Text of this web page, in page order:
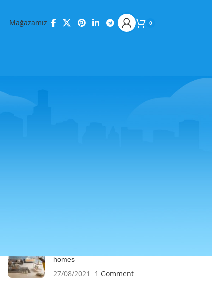
Mağazamız 0
homes
27/08/2021 1 Comment